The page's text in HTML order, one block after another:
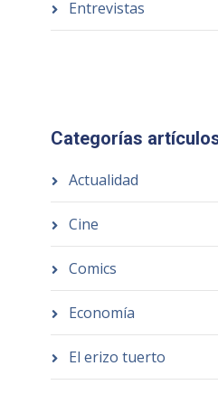
Entrevistas
Categorías
Actualidad
Cine
Comics
Economía
El erizo tuerto